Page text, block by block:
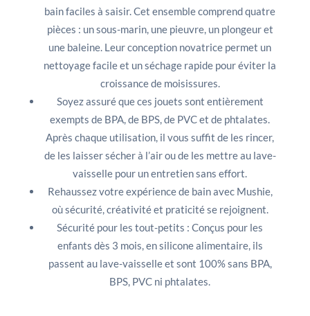
bain faciles à saisir. Cet ensemble comprend quatre
pièces : un sous-marin, une pieuvre, un plongeur et
une baleine. Leur conception novatrice permet un
nettoyage facile et un séchage rapide pour éviter la
croissance de moisissures.
Soyez assuré que ces jouets sont entièrement
exempts de BPA, de BPS, de PVC et de phtalates.
Après chaque utilisation, il vous suffit de les rincer,
de les laisser sécher à l’air ou de les mettre au lave-
vaisselle pour un entretien sans effort.
Rehaussez votre expérience de bain avec Mushie,
où sécurité, créativité et praticité se rejoignent.
Sécurité pour les tout-petits : Conçus pour les
enfants dès 3 mois, en silicone alimentaire, ils
passent au lave-vaisselle et sont 100% sans BPA,
BPS, PVC ni phtalates.